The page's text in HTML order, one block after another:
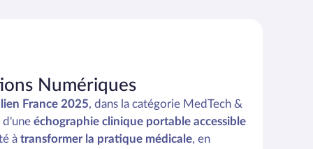
Numériques
France 2025, dans la catégorie MedTech &
d'une échographie clinique portable accessible
à transformer la pratique médicale, en